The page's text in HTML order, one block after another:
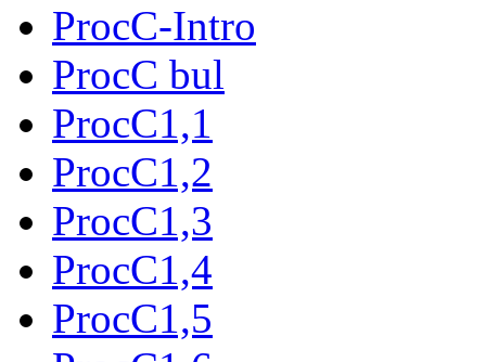
ProcC-Intro
ProcC bul
ProcC1,1
ProcC1,2
ProcC1,3
ProcC1,4
ProcC1,5